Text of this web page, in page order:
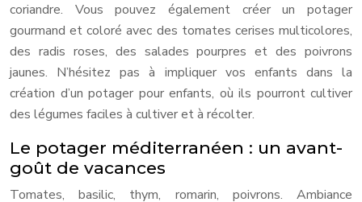
coriandre. Vous pouvez également créer un potager
gourmand et coloré avec des tomates cerises multicolores,
des radis roses, des salades pourpres et des poivrons
jaunes. N’hésitez pas à impliquer vos enfants dans la
création d’un potager pour enfants, où ils pourront cultiver
des légumes faciles à cultiver et à récolter.
Le potager méditerranéen : un avant-
goût de vacances
Tomates, basilic, thym, romarin, poivrons. Ambiance